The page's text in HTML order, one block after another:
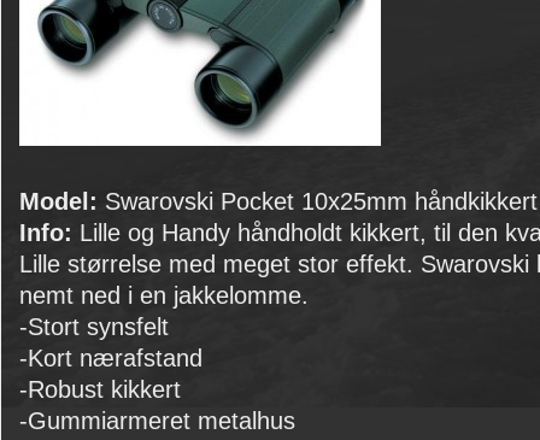
Model: Swarovski Pocket 10x25mm håndkikkert
Info: Lille og Handy håndholdt kikkert, til den
Lille størrelse med meget stor effekt. Swarovski
nemt ned i en jakkelomme.
-Stort synsfelt
-Kort nærafstand
-Robust kikkert
-Gummiarmeret metalhus